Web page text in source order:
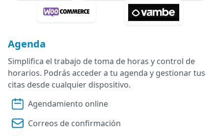
Agenda
Simplifica el trabajo de toma de horas y control de
horarios. Podrás acceder a tu agenda y gestionar tus
citas desde cualquier dispositivo.
Agendamiento online
Correos de confirmación